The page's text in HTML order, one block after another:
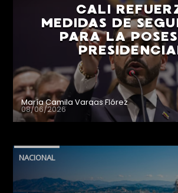
CALI
MEDIDAS DE
PARA LA
María Camila Vargas Flórez
08/06/2026
NACIONAL